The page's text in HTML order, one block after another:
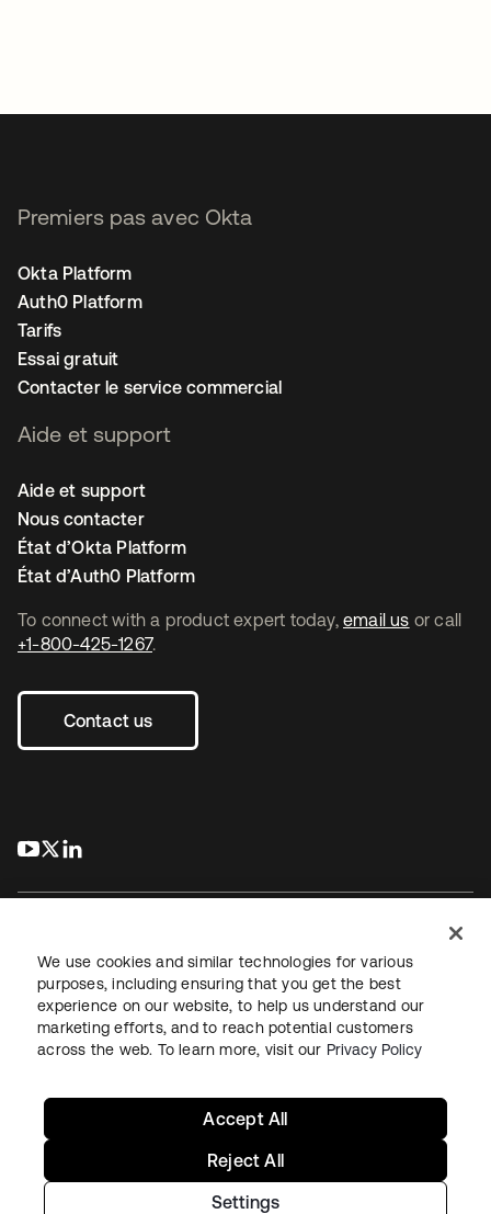
To connect with a product expert today, email us or call
+1-800-425-1267.
Contact us
s’ouvre dans un nouvel onglet
s’ouvre dans un nouvel onglet
Premiers pas avec Okta
Okta Platform
Auth0 Platform
Tarifs
Essai gratuit
Contacter le service commercial
Aide et support
Aide et support
Nous contacter
État d’Okta Platform
État d’Auth0 Platform
JuridiquePolitique de confidentialité
Conditions d’utilisation du siteSécuritéPlan du site
Paramètres des cookies
We use cookies and similar technologies for various
purposes, including ensuring that you get the best
experience on our website, to help us understand our
marketing efforts, and to reach potential customers
across the web. To learn more, visit our Privacy Policy
Settings
Reject All
Accept All